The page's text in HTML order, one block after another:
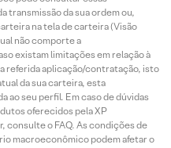
transmissão da sua ordem ou,
na tela de carteira (Visão
não comporte a
existam limitações em relação à
referida aplicação/contratação, isto
da sua carteira, esta
ao seu perfil. Em caso de dúvidas
oferecidos pela XP
consulte o FAQ. As condições de
macroeconômico podem afetar o